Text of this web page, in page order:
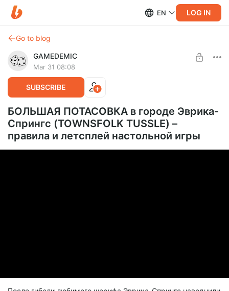
EN LOG IN
Go to blog
GAMEDEMIC
Mar 31 08:08
SUBSCRIBE
БОЛЬШАЯ ПОТАСОВКА в городе Эврика-
Спрингс (TOWNSFOLK TUSSLE) –
правила и летсплей настольной игры